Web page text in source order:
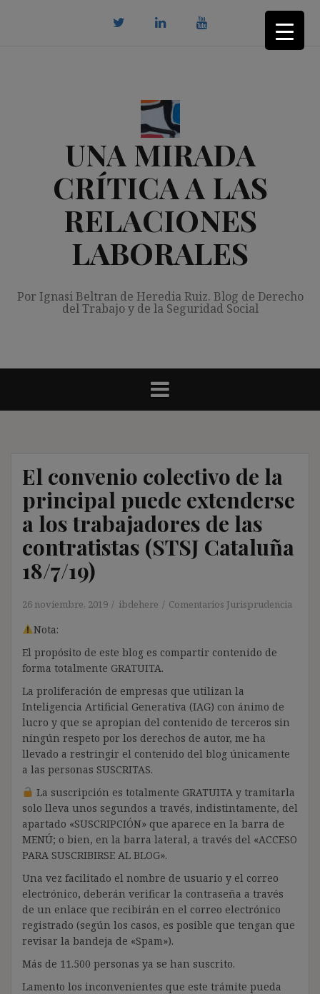
UNA MIRADA
CRÍTICA A LAS
RELACIONES
LABORALES
Por Ignasi Beltran de Heredia Ruiz. Blog de Derecho
del Trabajo y de la Seguridad Social
El convenio colectivo de la
principal puede extenderse
a los trabajadores de las
contratistas (STSJ Cataluña
18/7/19)
26 noviembre, 2019 ibdehere Comentarios Jurisprudencia
Nota:
El propósito de este blog es compartir contenido de
forma totalmente GRATUITA.
La proliferación de empresas que utilizan la
Inteligencia Artificial Generativa (IAG) con ánimo de
lucro y que se apropian del contenido de terceros sin
ningún respeto por los derechos de autor, me ha
llevado a restringir el contenido del blog únicamente
a las personas SUSCRITAS.
La suscripción es totalmente GRATUITA y tramitarla
solo lleva unos segundos a través, indistintamente, del
apartado «SUSCRIPCIÓN» que aparece en la barra de
MENÚ; o bien, en la barra lateral, a través del «ACCESO
PARA SUSCRIBIRSE AL BLOG».
Una vez facilitado el nombre de usuario y el correo
electrónico, deberán verificar la contraseña a través
de un enlace que recibirán en el correo electrónico
registrado (según los casos, es posible que tengan que
revisar la bandeja de «Spam»).
Más de 11.500 personas ya se han suscrito.
Lamento los inconvenientes que este trámite pueda